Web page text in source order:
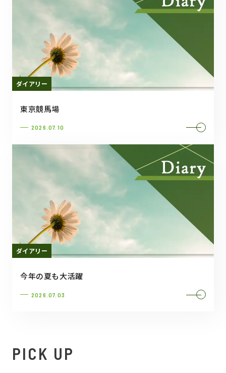
ダイアリー
東京競馬場
2026.07.10
ダイアリー
今年の夏も大活躍
2026.07.03
PICK UP